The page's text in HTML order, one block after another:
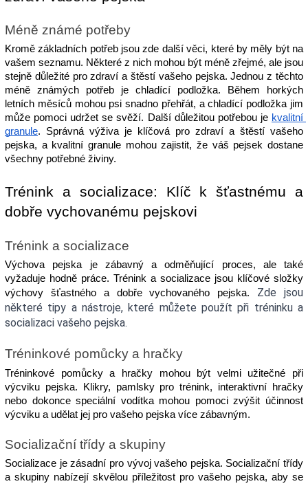
Méně známé potřeby
Kromě základních potřeb jsou zde další věci, které by měly být na
vašem seznamu. Některé z nich mohou být méně zřejmé, ale jsou
stejně důležité pro zdraví a štěstí vašeho pejska. Jednou z těchto
méně známých potřeb je chladící podložka. Během horkých
letních měsíců mohou psi snadno přehřát, a chladící podložka jim
může pomoci udržet se svěží. Další důležitou potřebou je kvalitní
granule. Správná výživa je klíčová pro zdraví a štěstí vašeho
pejska, a kvalitní granule mohou zajistit, že váš pejsek dostane
všechny potřebné živiny.
Trénink a socializace: Klíč k šťastnému a
dobře vychovanému pejskovi
Trénink a socializace
Výchova pejska je zábavný a odměňující proces, ale také
vyžaduje hodně práce. Trénink a socializace jsou klíčové složky
výchovy šťastného a dobře vychovaného pejska. Zde jsou
některé tipy a nástroje, které můžete použít při tréninku a
socializaci vašeho pejska.
Tréninkové pomůcky a hračky
Tréninkové pomůcky a hračky mohou být velmi užitečné při
výcviku pejska. Klikry, pamlsky pro trénink, interaktivní hračky
nebo dokonce speciální vodítka mohou pomoci zvýšit účinnost
výcviku a udělat jej pro vašeho pejska více zábavným.
Socializační třídy a skupiny
Socializace je zásadní pro vývoj vašeho pejska. Socializační třídy
a skupiny nabízejí skvělou příležitost pro vašeho pejska, aby se